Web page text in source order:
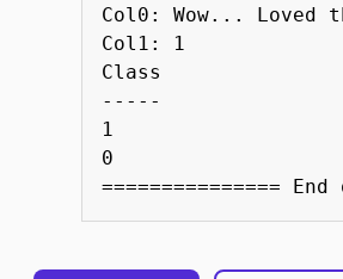
Col0: Wow... Loved
Col1: 1
Class
-----
1
0
===============